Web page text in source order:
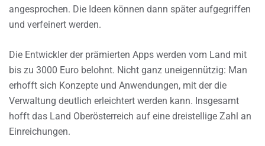
angesprochen. Die Ideen können dann später aufgegriffen
und verfeinert werden.
Die Entwickler der prämierten Apps werden vom Land mit
bis zu 3000 Euro belohnt. Nicht ganz uneigennützig: Man
erhofft sich Konzepte und Anwendungen, mit der die
Verwaltung deutlich erleichtert werden kann. Insgesamt
hofft das Land Oberösterreich auf eine dreistellige Zahl an
Einreichungen.